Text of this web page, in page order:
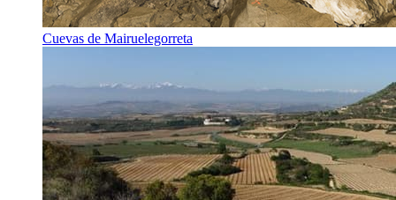
Cuevas de Mairuelegorreta